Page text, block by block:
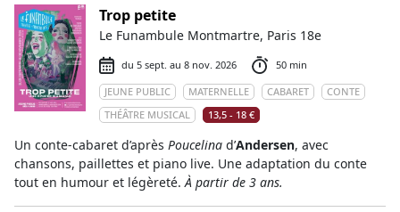
Trop petite
Le Funambule Montmartre, Paris 18e
du 5 sept. au 8 nov. 2026
50 min
JEUNE PUBLIC
MATERNELLE CABARET
CONTE
THÉÂTRE MUSICAL
13,5 - 18 €
Un conte-cabaret d’après Poucelina d’Andersen, avec
chansons, paillettes et piano live. Une adaptation du conte
tout en humour et légèreté.À partir de 3 ans.